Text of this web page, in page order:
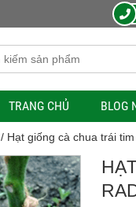
TRANG CHỦ BLOG
/ Hạt giống cà chua trái